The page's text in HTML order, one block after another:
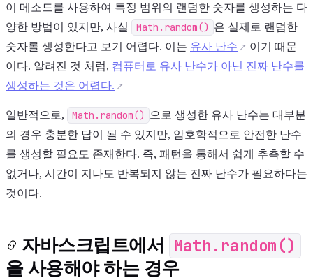
x \lt
1
이 메소드를 사용하여 특정 범위의 랜덤한 숫자를 생성하는 다
양한 방법이 있지만, 사실
Math.random() 은 실제로 랜덤한
숫자롤 생성한다고 보기 어렵다. 이는 유사 난수
이기 때문
이다. 알려진 것 처럼, 컴퓨터로 유사 난수가 아닌 진짜 난수를
생성하는 것은 어렵다.
일반적으로, Math.random()
으로 생성한 유사 난수는 대부분
의 경우 충분한 답이 될 수 있지만, 암호학적으로 안전한 난수
를 생성할 필요도 존재한다. 즉, 패턴을 통해서 쉽게 추측할 수
없거나, 시간이 지나도 반복되지 않는 진짜 난수가 필요하다는
것이다.
자바스크립트에서 Math.random()
을 사용해야 하는 경우